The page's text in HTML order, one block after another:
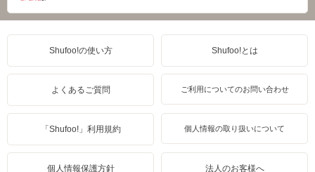
Shufoo!の使い方 Shufoo!とは
よくあるご質問 ご利用についてのお問い合わせ
「Shufoo!」利用規約 個人情報の取り扱いについて
個人情報保護方針 法人のお客様へ